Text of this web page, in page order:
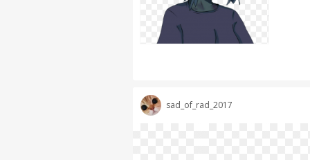
sad_of_rad_2017